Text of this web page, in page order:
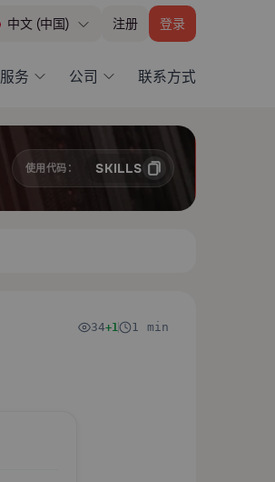
中文 (中国) 注册 登录
服务 公司 联系方式
使用代码： SKILLS
34+1 1 min